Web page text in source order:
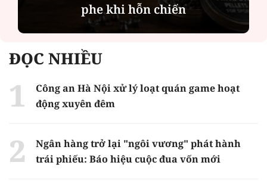
phe khi hỗn chiến
ĐỌC NHIỀU
Công an Hà Nội xử lý loạt quán game hoạt
động xuyên đêm
Ngân hàng trở lại "ngôi vương" phát hành
trái phiếu: Báo hiệu cuộc đua vốn mới